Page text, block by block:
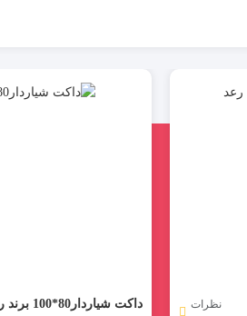
نظرات
داکت شیاردار80*100 برند رعد